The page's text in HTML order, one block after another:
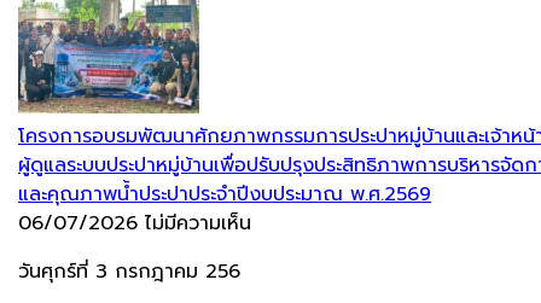
โครงการอบรมพัฒนาศักยภาพกรรมการประปาหมู่บ้านและเจ้าหน้
ผู้ดูแลระบบประปาหมู่บ้านเพื่อปรับปรุงประสิทธิภาพการบริหารจัดก
และคุณภาพน้ำประปาประจำปีงบประมาณ พ.ศ.2569
06/07/2026 ไม่มีความเห็น
วันศุกร์ที่ 3 กรกฎาคม 256